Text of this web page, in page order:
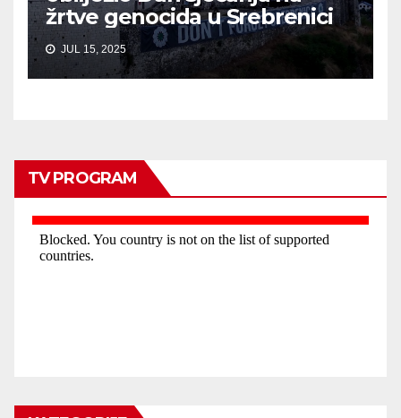
žrtve genocida u Srebrenici
JUL 15, 2025
TV PROGRAM